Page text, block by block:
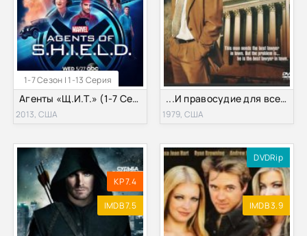
1-7 Сезон | 1-13 Серия
Агенты «Щ.И.Т.» (1-7 Сезон)
2013, США
...И правосудие для всех (1979)
1979, США
KP 7.4
IMDB 7.5
DVDRip
IMDB 3.9